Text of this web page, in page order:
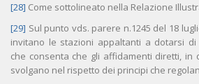
[28] Come sottolineato nella Relazione
[29] Sul punto vds. parere n.1245 del 18
invitano le stazioni appaltanti a dotarsi di
che consenta che gli affidamenti diretti, in
svolgano nel rispetto dei principi che